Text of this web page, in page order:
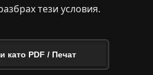
тези условия.
като PDF / Печат